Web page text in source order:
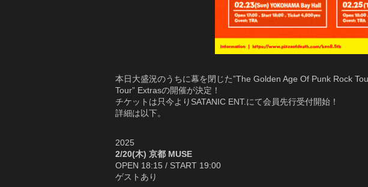
本日大盛況のうちに幕を閉じた”The Golden Age Of Punk Rock
Tour” Extrasの開催が決定！
チケットは只今よりSATANIC ENT.にて会員先行受付開始！
詳細は以下。
2025
2/20(木) 京都 MUSE
OPEN 18:15 / START 19:00
ゲストあり